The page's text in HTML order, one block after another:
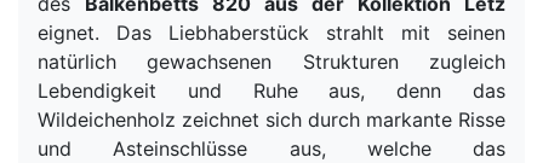
eignet. Das Liebhaberstück strahlt mit seinen
natürlich gewachsenen Strukturen zugleich
Lebendigkeit und Ruhe aus, denn das
Wildeichenholz zeichnet sich durch markante Risse
und Asteinschlüsse aus, welche das